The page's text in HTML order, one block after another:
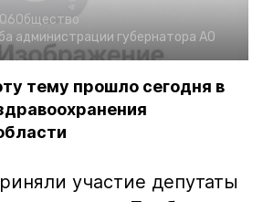
Общество
администрации губернатора АО
тему прошло сегодня в
участие депутаты